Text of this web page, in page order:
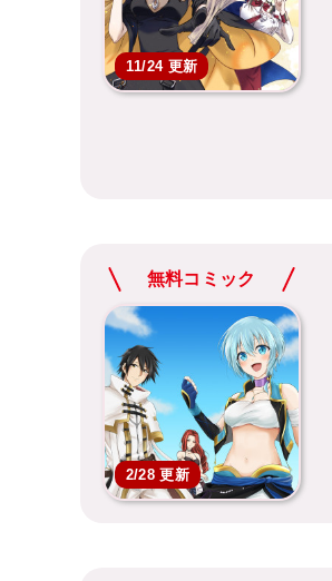
11/24 更新
無料コミック
2/28 更新